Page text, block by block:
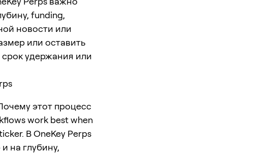
funding,
новости или
или оставить
удержания или
этот процесс
work best when
В OneKey Perps
на глубину,